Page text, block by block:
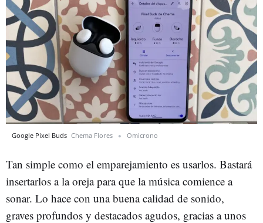
Google Pixel Buds Chema Flores Omicrono
Tan simple como el emparejamiento es usarlos. Bastará
insertarlos a la oreja para que la música comience a
sonar. Lo hace con una buena calidad de sonido,
graves profundos y destacados agudos, gracias a unos